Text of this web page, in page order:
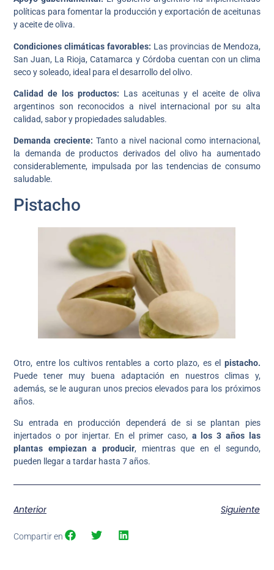
políticas para fomentar la producción y exportación de aceitunas
y aceite de oliva.
Condiciones climáticas favorables: Las provincias de Mendoza,
San Juan, La Rioja, Catamarca y Córdoba cuentan con un clima
seco y soleado, ideal para el desarrollo del olivo.
Calidad de los productos: Las aceitunas y el aceite de oliva
argentinos son reconocidos a nivel internacional por su alta
calidad, sabor y propiedades saludables.
Demanda creciente: Tanto a nivel nacional como internacional,
la demanda de productos derivados del olivo ha aumentado
considerablemente, impulsada por las tendencias de consumo
saludable.
Pistacho
Otro, entre los cultivos rentables a corto plazo, es el pistacho.
Puede tener muy buena adaptación en nuestros climas y,
además, se le auguran unos precios elevados para los próximos
años.
Su entrada en producción dependerá de si se plantan pies
injertados o por injertar. En el primer caso, a los 3 años las
plantas empiezan a producir, mientras que en el segundo,
pueden llegar a tardar hasta 7 años.
Anterior Siguiente
Compartir en